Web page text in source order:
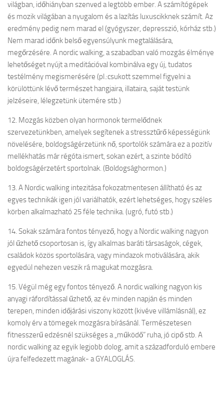
világban, időhiányban szenved a legtöbb ember. A számítógépek
és mozik világában a nyugalom és a lazítás luxuscikknek számít. Az
eredmény pedig nem marad el (gyógyszer, depresszió, kórház stb.)
Nem marad időnk belső egyensúlyunk megtalálására,
megőrzésére. A nordic walking, a szabadban való mozgás élménye
lehetőséget nyújt a meditációval kombinálva egy új, tudatos
testélmény megismerésére (pl.:csukott szemmel figyelni a
körülöttünk lévő természet hangjaira, illataira, saját testünk
jelzéseire, lélegzetünk ütemére stb.)
12. Mozgás közben olyan hormonok termelődnek
szervezetünkben, amelyek segítenek a stressztűrő képességünk
növelésére, boldogságérzetünk nő, sportolók számára ez a pozitív
mellékhatás már régóta ismert, sokan ezért, a szinte bódító
boldogságérzetért sportolnak. (Boldogsághormon.)
13. A Nordic walking intezitása fokozatmentesen állítható és az
egyes technikák igen jól variálhatók, ezért lehetséges, hogy széles
körben alkalmazható 25 féle technika. (ugró, futó stb.)
14. Sokak számára fontos tényező, hogy a Nordic walking nagyon
jól űzhető csoportosan is, így alkalmas baráti társaságok, cégek,
családok közös sportolására, vagy mindazok motiválására, akik
egyedül nehezen veszik rá magukat mozgásra.
15. Végül még egy fontos tényező. A nordic walking nagyon kis
anyagi ráfordítással űzhető, az év minden napján és minden
terepen, minden időjárási viszony között (kivéve villámlásnál), ez
komoly érv a tömegek mozgásra bírásánál. Természetesen
fitnesszerű edzésnél szükséges a „működő” ruha, jó cipő stb. A
nordic walking az egyik legjobb dolog, amit a századforduló embere
újra felfedezett magának- a GYALOGLÁS.